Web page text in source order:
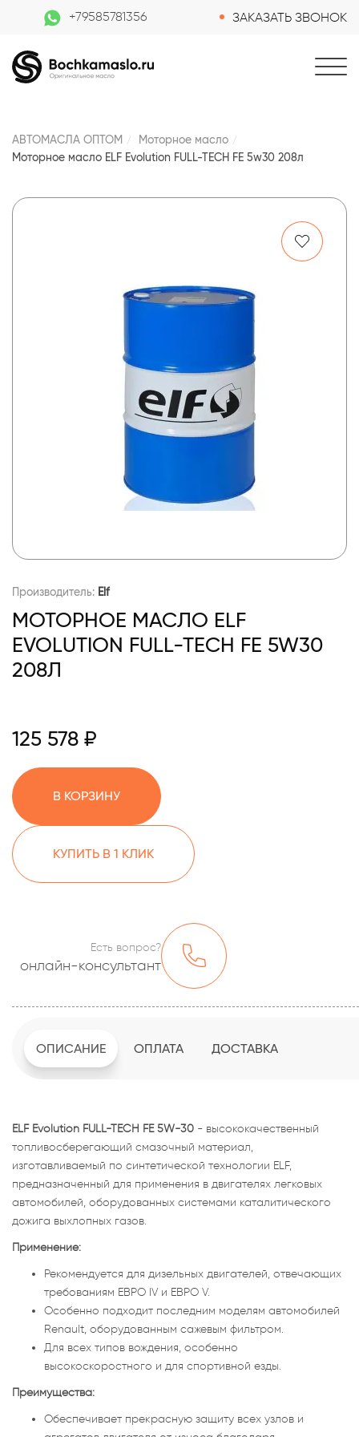
+79585781356 ЗАКАЗАТЬ ЗВОНОК
АВТОМАСЛА ОПТОМ
Моторное масло
Моторное масло ELF Evolution FULL-TECH FE 5w30 208л
Производитель: Elf
МОТОРНОЕ МАСЛО ELF
EVOLUTION FULL-TECH FE 5W30
208Л
125 578 ₽
В КОРЗИНУ
КУПИТЬ В 1 КЛИК
Есть вопрос?
онлайн-консультант
ОПИСАНИЕ ОПЛАТА ДОСТАВКА
ELF Evolution FULL-TECH FE 5W-30 - высококачественный
топливосберегающий смазочный материал,
изготавливаемый по синтетической технологии ELF,
предназначенный для применения в двигателях легковых
автомобилей, оборудованных системами каталитического
дожига выхлопных газов.
Применение:
Рекомендуется для дизельных двигателей, отвечающих
требованиям ЕВРО IV и ЕВРО V.
Особенно подходит последним моделям автомобилей
Renault, оборудованным сажевым фильтром.
Для всех типов вождения, особенно
высокоскоростного и для спортивной езды.
Преимущества:
Обеспечивает прекрасную защиту всех узлов и